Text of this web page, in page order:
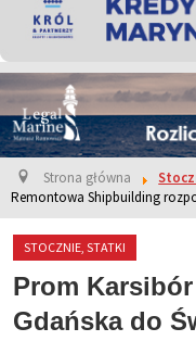
Strona główna
Remontowa Shipbuilding
STOCZNIE, STATKI
Prom Karsibór
Gdańska do